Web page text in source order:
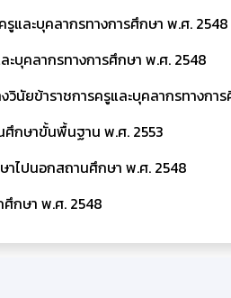
รูและบุคลากรทางการศึกษา พ.ศ. 2548
ะบุคลากรทางการศึกษา พ.ศ. 2548
วินัยข้าราชการครูและบุคลากรทางกา
ศึกษาขั้นพื้นฐาน พ.ศ. 2553
าไปนอกสถานศึกษา พ.ศ. 2548
ศึกษา พ.ศ. 2548